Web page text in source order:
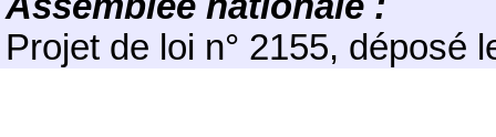
Projet de loi n° 2155, déposé